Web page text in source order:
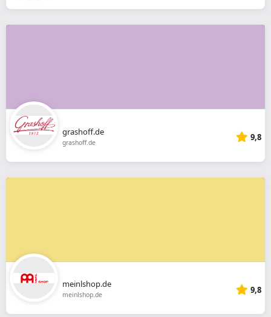
grashoff.de
grashoff.de 9,8
meinlshop.de
meinlshop.de 9,8